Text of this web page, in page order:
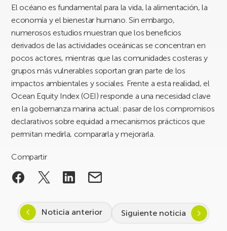
El océano es fundamental para la vida, la alimentación, la
economía y el bienestar humano. Sin embargo,
numerosos estudios muestran que los beneficios
derivados de las actividades oceánicas se concentran en
pocos actores, mientras que las comunidades costeras y
grupos más vulnerables soportan gran parte de los
impactos ambientales y sociales. Frente a esta realidad, el
Ocean Equity Index (OEI) responde a una necesidad clave
en la gobernanza marina actual: pasar de los compromisos
declarativos sobre equidad a mecanismos prácticos que
permitan medirla, compararla y mejorarla.
Compartir
Noticia anterior Siguiente noticia